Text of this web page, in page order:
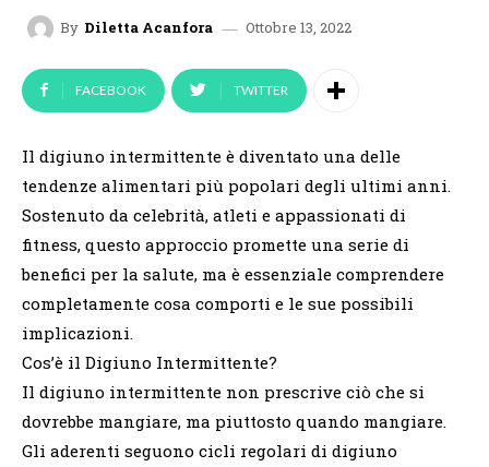
By Diletta Acanfora Ottobre 13, 2022
FACEBOOK TWITTER
Il digiuno intermittente è diventato una delle
tendenze alimentari più popolari degli ultimi anni.
Sostenuto da celebrità, atleti e appassionati di
fitness, questo approccio promette una serie di
benefici per la salute, ma è essenziale comprendere
completamente cosa comporti e le sue possibili
implicazioni.
Cos’è il Digiuno Intermittente?
Il digiuno intermittente non prescrive ciò che si
dovrebbe mangiare, ma piuttosto quando mangiare.
Gli aderenti seguono cicli regolari di digiuno